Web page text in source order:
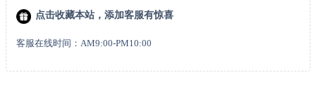
点击收藏本站，添加客服有惊喜
客服在线时间：AM9:00-PM10:00